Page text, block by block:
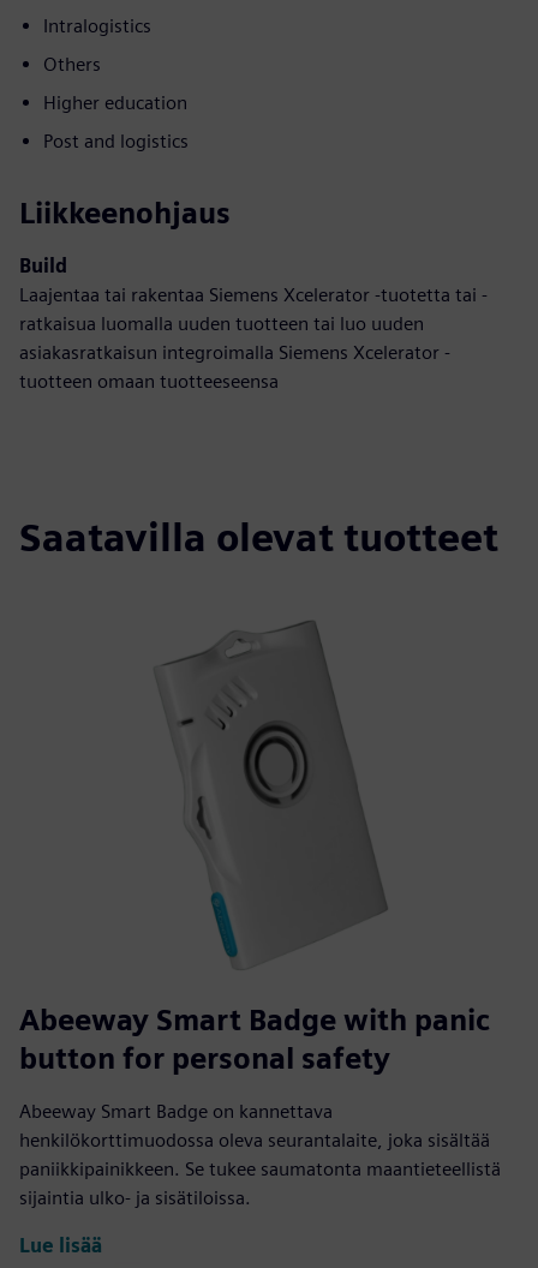
Intralogistics
Others
Higher education
Post and logistics
Liikkeenohjaus
Build
Laajentaa tai rakentaa Siemens Xcelerator -tuotetta tai -
ratkaisua luomalla uuden tuotteen tai luo uuden
asiakasratkaisun integroimalla Siemens Xcelerator -
tuotteen omaan tuotteeseensa
Saatavilla olevat tuotteet
Abeeway Smart Badge with panic
button for personal safety
Abeeway Smart Badge on kannettava
henkilökorttimuodossa oleva seurantalaite, joka sisältää
paniikkipainikkeen. Se tukee saumatonta maantieteellistä
sijaintia ulko- ja sisätiloissa.
Lue lisää